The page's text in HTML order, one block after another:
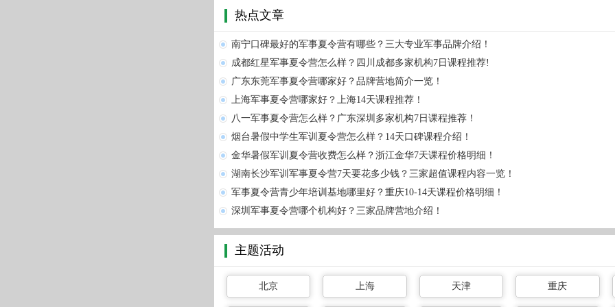
热点文章
南宁口碑最好的军事夏令营有哪些？三大专业军事品牌介绍！
成都红星军事夏令营怎么样？四川成都多家机构7日课程推荐!
广东东莞军事夏令营哪家好？品牌营地简介一览！
上海军事夏令营哪家好？上海14天课程推荐！
八一军事夏令营怎么样？广东深圳多家机构7日课程推荐！
烟台暑假中学生军训夏令营怎么样？14天口碑课程介绍！
金华暑假军训夏令营收费怎么样？浙江金华7天课程价格明细！
湖南长沙军训军事夏令营7天要花多少钱？三家超值课程内容一览！
军事夏令营青少年培训基地哪里好？重庆10-14天课程价格明细！
深圳军事夏令营哪个机构好？三家品牌营地介绍！
主题活动
北京 上海 天津 重庆